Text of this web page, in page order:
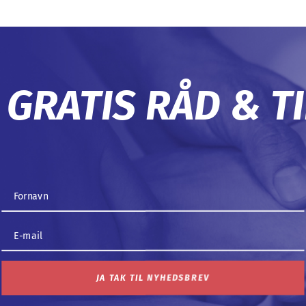
GRATIS RÅD &
JA TAK TIL NYHEDSBREV